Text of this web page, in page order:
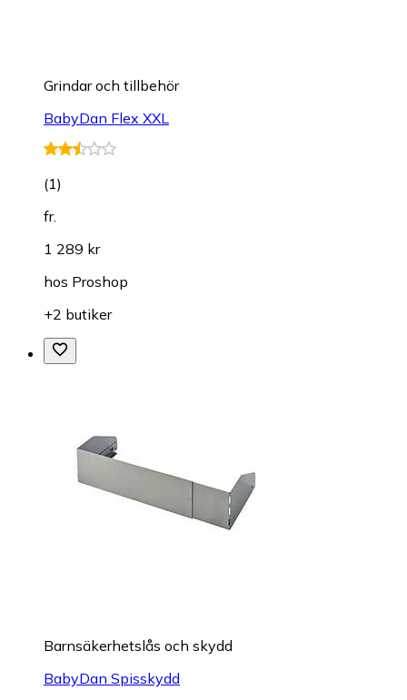
Grindar och tillbehör
BabyDan Flex XXL
(1)
fr.
1 289 kr
hos Proshop
+2 butiker
Barnsäkerhetslås och skydd
BabyDan Spisskydd